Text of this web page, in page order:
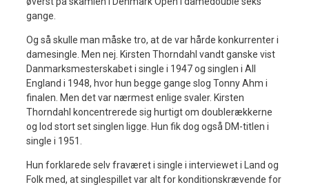
gange.
Og så skulle man måske tro, at de var hårde konkurrenter i
damesingle. Men nej. Kirsten Thorndahl vandt ganske vist
Danmarksmesterskabet i single i 1947 og singlen i All
England i 1948, hvor hun begge gange slog Tonny Ahm i
finalen. Men det var nærmest enlige svaler. Kirsten
Thorndahl koncentrerede sig hurtigt om doublerækkerne
og lod stort set singlen ligge. Hun fik dog også DM-titlen i
single i 1951.
Hun forklarede selv fraværet i single i interviewet i Land og
Folk med, at singlespillet var alt for konditionskrævende for